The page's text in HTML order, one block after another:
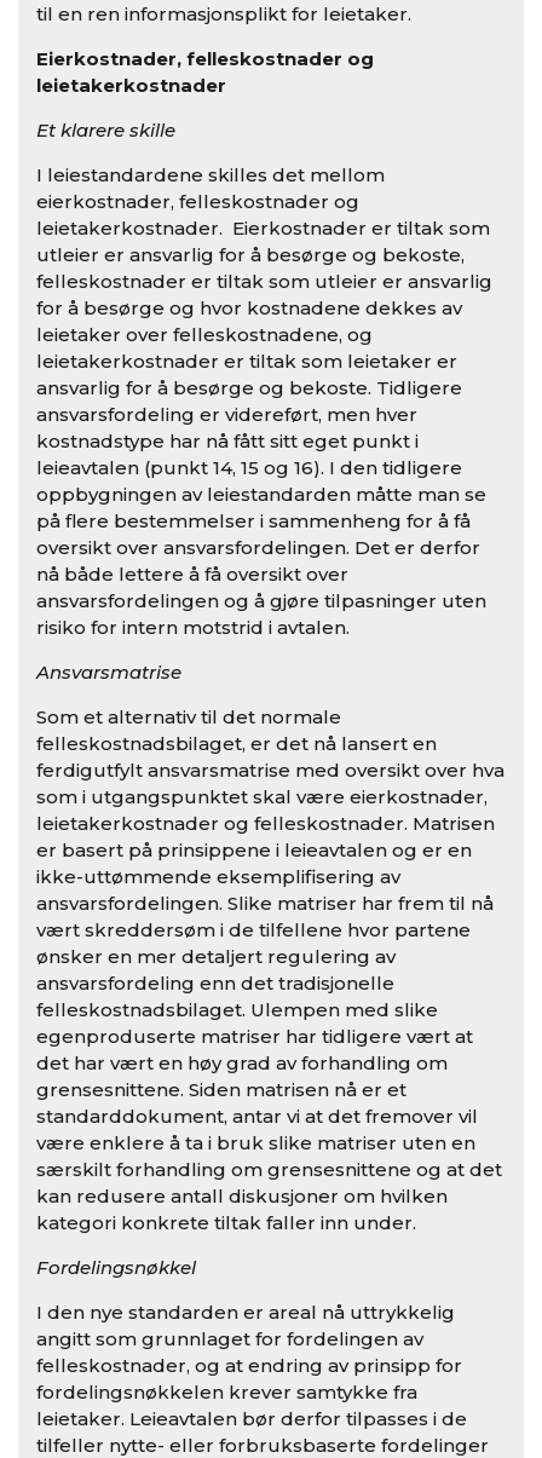
til en ren informasjonsplikt for leietaker.
Eierkostnader, felleskostnader og
leietakerkostnader
Et klarere skille
I leiestandardene skilles det mellom
eierkostnader, felleskostnader og
leietakerkostnader. Eierkostnader er tiltak som
utleier er ansvarlig for å besørge og bekoste,
felleskostnader er tiltak som utleier er ansvarlig
for å besørge og hvor kostnadene dekkes av
leietaker over felleskostnadene, og
leietakerkostnader er tiltak som leietaker er
ansvarlig for å besørge og bekoste. Tidligere
ansvarsfordeling er videreført, men hver
kostnadstype har nå fått sitt eget punkt i
leieavtalen (punkt 14, 15 og 16). I den tidligere
oppbygningen av leiestandarden måtte man se
på flere bestemmelser i sammenheng for å få
oversikt over ansvarsfordelingen. Det er derfor
nå både lettere å få oversikt over
ansvarsfordelingen og å gjøre tilpasninger uten
risiko for intern motstrid i avtalen.
Ansvarsmatrise
Som et alternativ til det normale
felleskostnadsbilaget, er det nå lansert en
ferdigutfylt ansvarsmatrise med oversikt over hva
som i utgangspunktet skal være eierkostnader,
leietakerkostnader og felleskostnader. Matrisen
er basert på prinsippene i leieavtalen og er en
ikke-uttømmende eksemplifisering av
ansvarsfordelingen. Slike matriser har frem til nå
vært skreddersøm i de tilfellene hvor partene
ønsker en mer detaljert regulering av
ansvarsfordeling enn det tradisjonelle
felleskostnadsbilaget. Ulempen med slike
egenproduserte matriser har tidligere vært at
det har vært en høy grad av forhandling om
grensesnittene. Siden matrisen nå er et
standarddokument, antar vi at det fremover vil
være enklere å ta i bruk slike matriser uten en
særskilt forhandling om grensesnittene og at det
kan redusere antall diskusjoner om hvilken
kategori konkrete tiltak faller inn under.
Fordelingsnøkkel
I den nye standarden er areal nå uttrykkelig
angitt som grunnlaget for fordelingen av
felleskostnader, og at endring av prinsipp for
fordelingsnøkkelen krever samtykke fra
leietaker. Leieavtalen bør derfor tilpasses i de
tilfeller nytte- eller forbruksbaserte fordelinger